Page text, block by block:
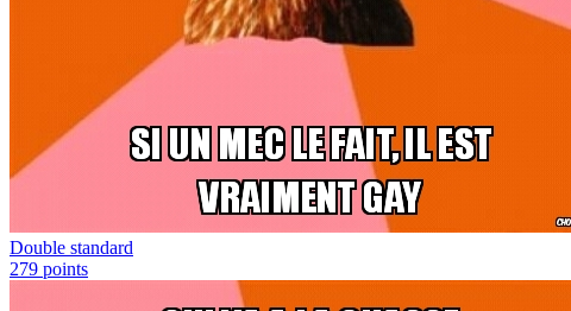
Double standard
279 points